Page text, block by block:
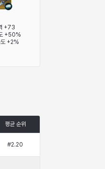
+73
+50%
도 +2%
평균 순위
#2.20